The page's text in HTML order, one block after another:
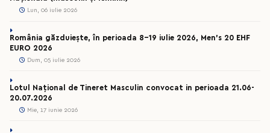
Lun, 06 iulie 2026
România găzduiește, în perioada 8-19 iulie 2026, Men’s 20 EHF
EURO 2026
Dum, 05 iulie 2026
Lotul Național de Tineret Masculin convocat in perioada 21.06-
20.07.2026
Mie, 17 iunie 2026